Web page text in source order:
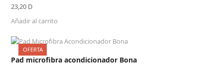
23,20 D
Añadir al carrito
OFERTA
Pad microfibra acondicionador Bona